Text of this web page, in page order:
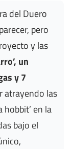
del Duero
pero
y las
un
y 7
atrayendo las
hobbit’ en la
bajo el